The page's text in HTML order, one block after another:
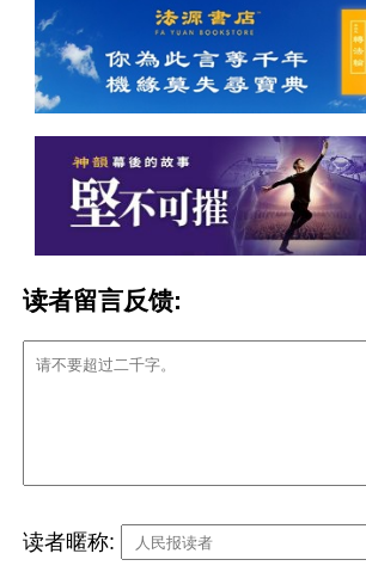
读者留言反馈:
读者暱称: